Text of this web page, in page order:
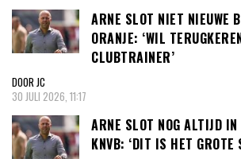
ARNE SLOT NIET NIEUWE
ORANJE: ‘WIL
CLUBTRAINER’
DOOR JC
30 JULI 2026, 11:17
ARNE SLOT NOG ALTIJD
KNVB: ‘DIT IS HET GROTE